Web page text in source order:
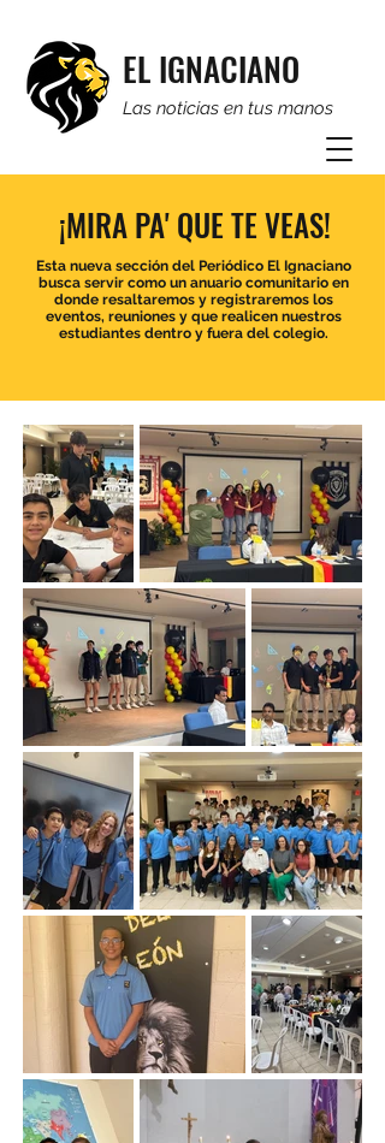
EL IGNACIANO
Las noticias en tus manos
¡MIRA PA' QUE TE VEAS!
Esta nueva sección del Periódico El Ignaciano
busca servir como un anuario comunitario en
donde resaltaremos y registraremos los
eventos, reuniones y que realicen nuestros
estudiantes dentro y fuera del colegio.